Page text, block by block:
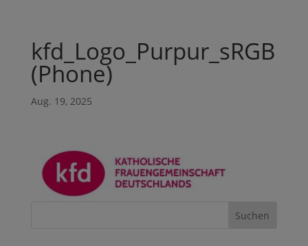
kfd_Logo_Purpur_sRGB
(Phone)
Aug. 19, 2025